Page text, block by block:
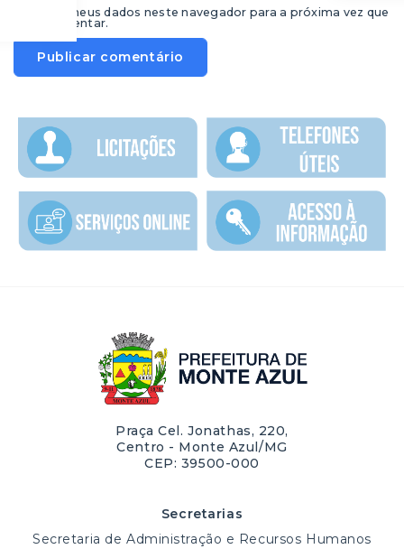
Salvar meus dados neste navegador para a próxima vez que
eu comentar.
Praça Cel. Jonathas, 220,
Centro - Monte Azul/MG
CEP: 39500-000
Secretarias
Secretaria de Administração e Recursos Humanos